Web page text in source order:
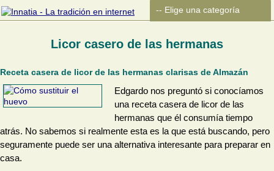
Licor casero de las hermanas
Receta casera de licor de las hermanas clarisas de Almazán
Edgardo nos preguntó si conocíamos
una receta casera de licor de las
hermanas que él consumía tiempo
atrás. No sabemos si realmente esta es la que está buscando, pero
seguramente puede ser una alternativa interesante para preparar en
casa.